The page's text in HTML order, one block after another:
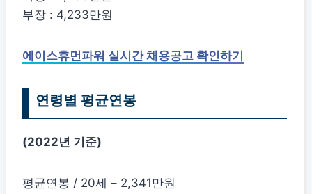
부장 : 4,233만원
에이스휴먼파워 실시간 채용공고 확인하기
연령별 평균연봉
(2022년 기준)
평균연봉 / 20세 – 2,341만원